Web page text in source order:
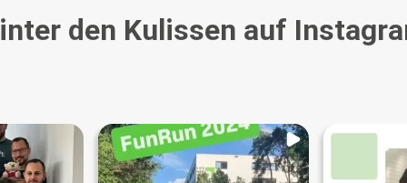
den Kulissen auf